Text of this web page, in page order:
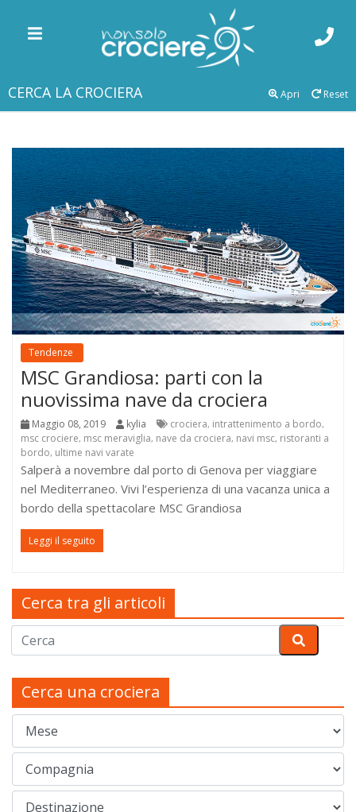
CERCA LA CROCIERA Reset
Apri
Tendenze
MSC Grandiosa: parti con la
nuovissima nave da crociera
Maggio 08, 2019 kylia crociera, intrattenimento a bordo,
msc crociere, msc meraviglia, nave da crociera, navi msc, ristoranti a
bordo, ultime navi varate
Salperà a novembre dal porto di Genova per viaggiare
nel Mediterraneo. Vivi l’esperienza di una vacanza unica a
bordo della spettacolare MSC Grandiosa
Leggi il seguito
Cerca tra gli articoli
Cerca una crociera